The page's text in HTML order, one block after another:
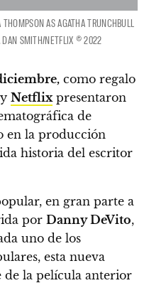
AS AGATHA TRUNCHBULL
DAN SMITH/NETFLIX © 2022
como regalo
y Netflix presentaron
de
en la producción
historia del escritor
en gran parte a
por Danny DeVito,
uno de los
esta nueva
de la película anterior